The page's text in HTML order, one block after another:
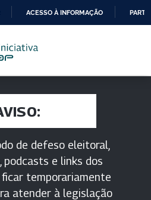
PARA
CONTEÚDO
ACESSO À INFORMAÇÃO
de defeso eleitoral,
podcasts e links dos
temporariamente
atender à legislação